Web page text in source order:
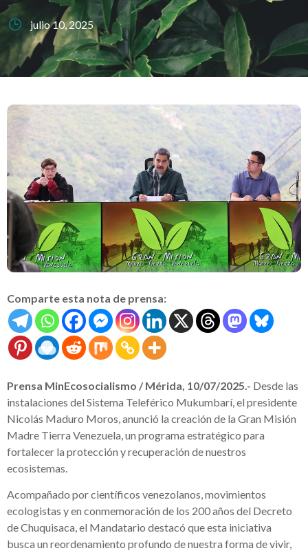
julio 10, 2025
Comparte esta nota de prensa:
Prensa MinEcosocialismo / Mérida, 10/07/2025.- Desde las
instalaciones del Sistema Teleférico Mukumbarí, el presidente
Nicolás Maduro Moros, anunció la creación de la Gran Misión
Madre Tierra Venezuela, un programa estratégico para
fortalecer la protección y recuperación de nuestros
ecosistemas.
Acompañado por científicos venezolanos, movimientos
ecologistas y en conmemoración de los 200 años del Decreto
de Chuquisaca, el Mandatario destacó que esta iniciativa
busca un reordenamiento profundo de nuestra forma de vivir,